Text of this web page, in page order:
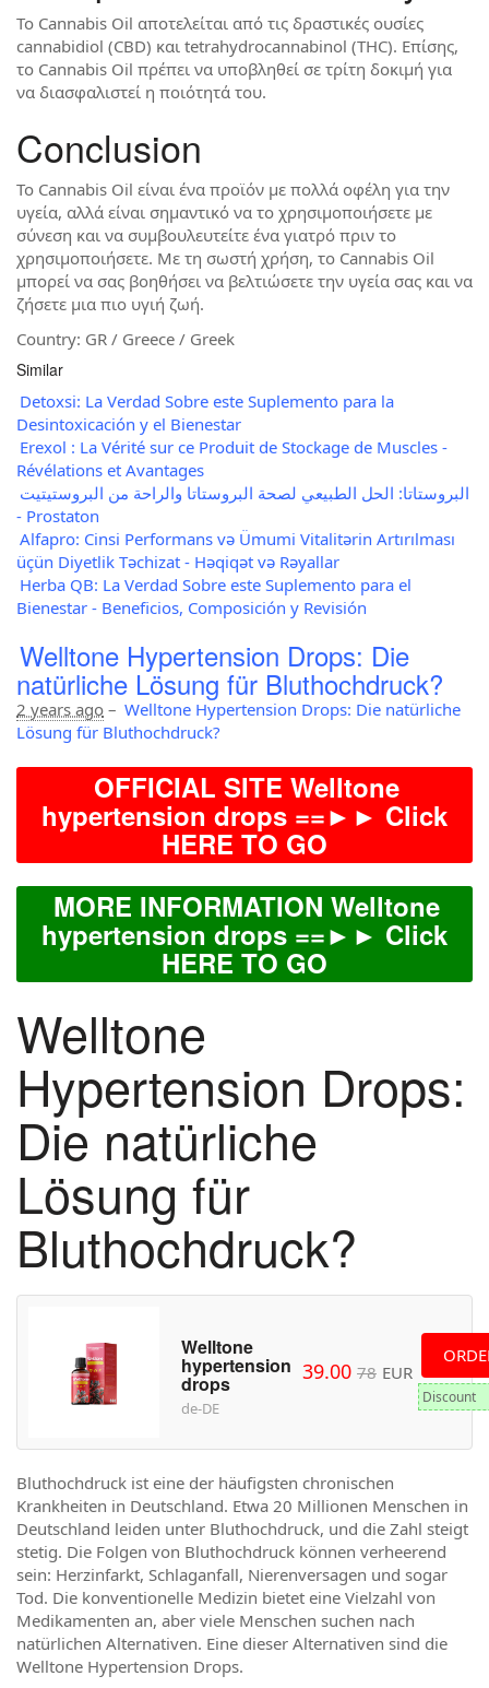
Το Cannabis Oil αποτελείται από τις δραστικές ουσίες
cannabidiol (CBD) και tetrahydrocannabinol (THC). Επίσης,
το Cannabis Oil πρέπει να υποβληθεί σε τρίτη δοκιμή για
να διασφαλιστεί η ποιότητά του.
Conclusion
Το Cannabis Oil είναι ένα προϊόν με πολλά οφέλη για την
υγεία, αλλά είναι σημαντικό να το χρησιμοποιήσετε με
σύνεση και να συμβουλευτείτε ένα γιατρό πριν το
χρησιμοποιήσετε. Με τη σωστή χρήση, το Cannabis Oil
μπορεί να σας βοηθήσει να βελτιώσετε την υγεία σας και να
ζήσετε μια πιο υγιή ζωή.
Country: GR / Greece / Greek
Similar
Detoxsi: La Verdad Sobre este Suplemento para la
Desintoxicación y el Bienestar
Erexol : La Vérité sur ce Produit de Stockage de Muscles -
Révélations et Avantages
البروستاتا: الحل الطبيعي لصحة البروستاتا والراحة من البروستيتيت
- Prostaton
Alfapro: Cinsi Performans və Ümumi Vitalitərin Artırılması
üçün Diyetlik Təchizat - Həqiqət və Rəyallar
Herba QB: La Verdad Sobre este Suplemento para el
Bienestar - Beneficios, Composición y Revisión
Welltone Hypertension Drops: Die
natürliche Lösung für Bluthochdruck?
2 years ago – Welltone Hypertension Drops: Die natürliche
Lösung für Bluthochdruck?
OFFICIAL SITE Welltone
hypertension drops ==►► Click
HERE TO GO
MORE INFORMATION Welltone
hypertension drops ==►► Click
HERE TO GO
Welltone
Hypertension Drops:
Die natürliche
Lösung für
Bluthochdruck?
Welltone
hypertension
drops
de-DE
39.00 78 EUR
Discount
Bluthochdruck ist eine der häufigsten chronischen
Krankheiten in Deutschland. Etwa 20 Millionen Menschen in
Deutschland leiden unter Bluthochdruck, und die Zahl steigt
stetig. Die Folgen von Bluthochdruck können verheerend
sein: Herzinfarkt, Schlaganfall, Nierenversagen und sogar
Tod. Die konventionelle Medizin bietet eine Vielzahl von
Medikamenten an, aber viele Menschen suchen nach
natürlichen Alternativen. Eine dieser Alternativen sind die
Welltone Hypertension Drops.